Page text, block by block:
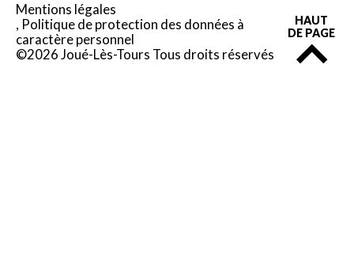
Mentions légales
Politique de protection des données à
caractère personnel
©2026 Joué-Lès-Tours Tous droits réservés
HAUT
DE PAGE